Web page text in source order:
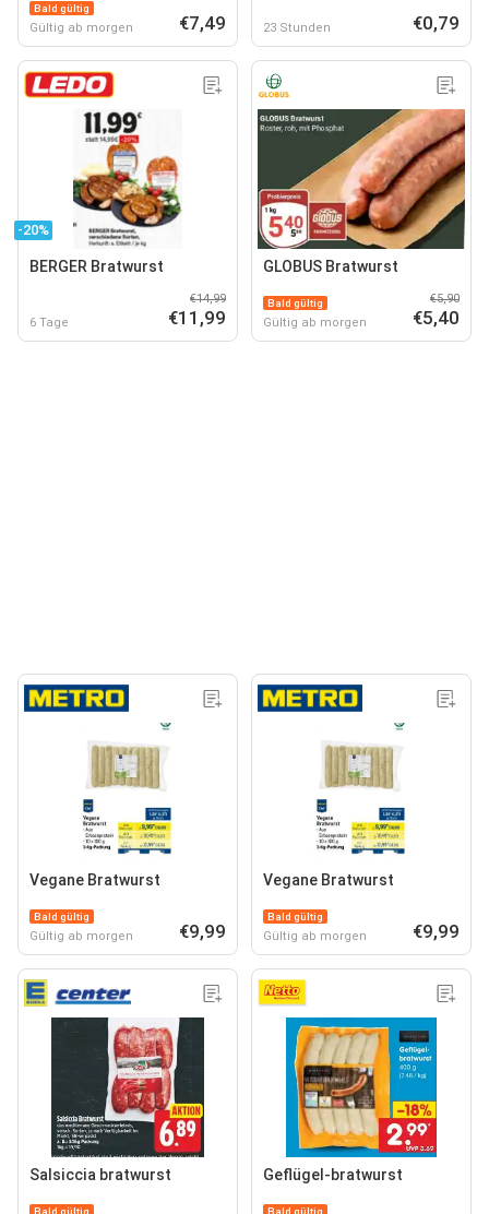
Bald gültig
Gültig ab morgen €7,49 23 Stunden €0,79
-20%
BERGER Bratwurst
6 Tage
€14,99
€11,99
GLOBUS Bratwurst
Bald gültig
Gültig ab morgen
€5,90
€5,40
Vegane Bratwurst
Bald gültig
Gültig ab morgen €9,99
Vegane Bratwurst
Bald gültig
Gültig ab morgen €9,99
Salsiccia bratwurst
Bald gültig
Geflügel-bratwurst
Bald gültig